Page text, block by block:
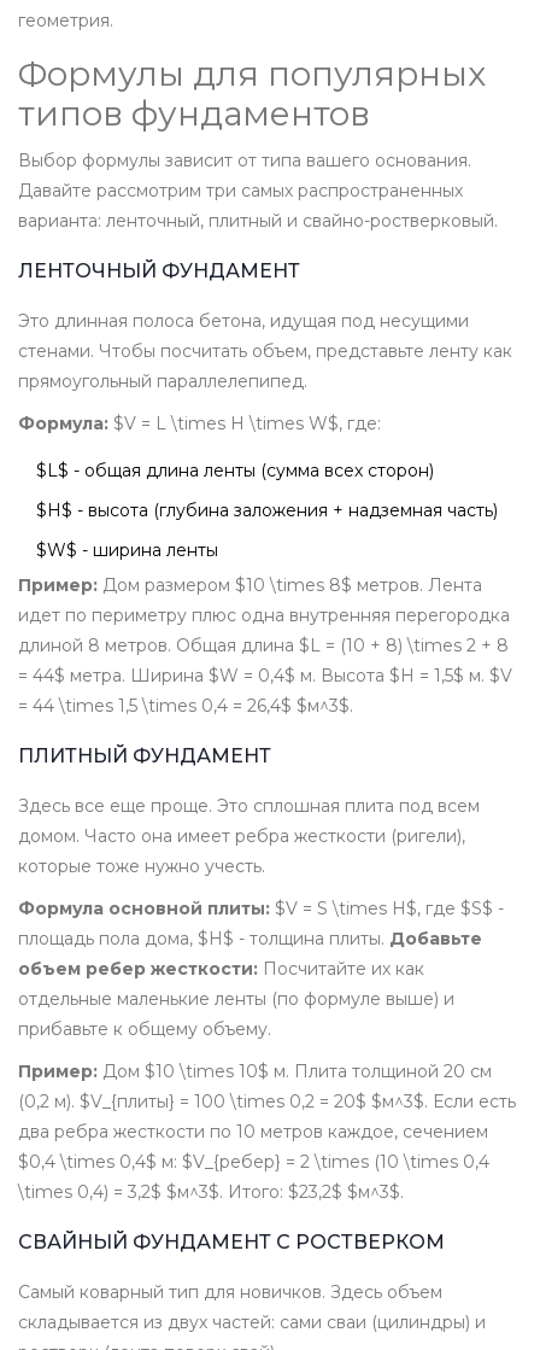
геометрия.
Формулы для популярных
типов фундаментов
Выбор формулы зависит от типа вашего основания.
Давайте рассмотрим три самых распространенных
варианта: ленточный, плитный и свайно-ростверковый.
ЛЕНТОЧНЫЙ ФУНДАМЕНТ
Это длинная полоса бетона, идущая под несущими
стенами. Чтобы посчитать объем, представьте ленту как
прямоугольный параллелепипед.
Формула: $V = L \times H \times W$, где:
$L$ - общая длина ленты (сумма всех сторон)
$H$ - высота (глубина заложения + надземная часть)
$W$ - ширина ленты
Пример: Дом размером $10 \times 8$ метров. Лента
идет по периметру плюс одна внутренняя перегородка
длиной 8 метров. Общая длина $L = (10 + 8) \times 2 + 8
= 44$ метра. Ширина $W = 0,4$ м. Высота $H = 1,5$ м. $V
= 44 \times 1,5 \times 0,4 = 26,4$ $м^3$.
ПЛИТНЫЙ ФУНДАМЕНТ
Здесь все еще проще. Это сплошная плита под всем
домом. Часто она имеет ребра жесткости (ригели),
которые тоже нужно учесть.
Формула основной плиты: $V = S \times H$, где $S$ -
площадь пола дома, $H$ - толщина плиты. Добавьте
объем ребер жесткости: Посчитайте их как
отдельные маленькие ленты (по формуле выше) и
прибавьте к общему объему.
Пример: Дом $10 \times 10$ м. Плита толщиной 20 см
(0,2 м). $V_{плиты} = 100 \times 0,2 = 20$ $м^3$. Если есть
два ребра жесткости по 10 метров каждое, сечением
$0,4 \times 0,4$ м: $V_{ребер} = 2 \times (10 \times 0,4
\times 0,4) = 3,2$ $м^3$. Итого: $23,2$ $м^3$.
СВАЙНЫЙ ФУНДАМЕНТ С РОСТВЕРКОМ
Самый коварный тип для новичков. Здесь объем
складывается из двух частей: сами сваи (цилиндры) и